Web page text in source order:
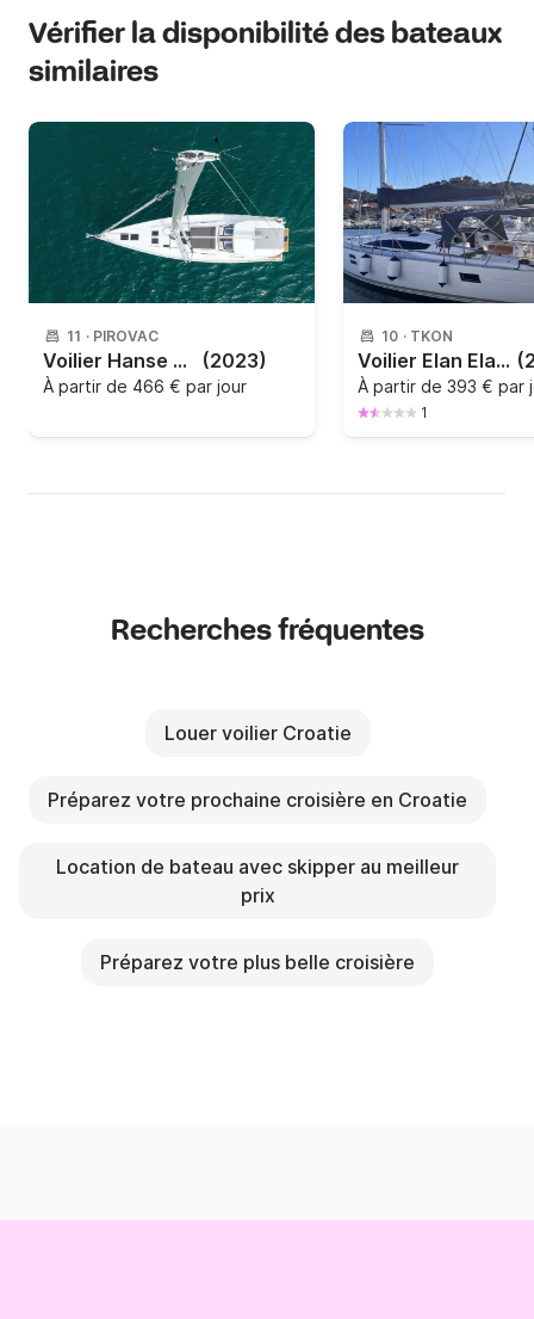
Vérifier la disponibilité des bateaux
similaires
11 · PIROVAC
Voilier Hanse Yachts Hanse 588 - 4 + 1 cab. 17m (2023)
À partir de 466 € par jour
10 · TKON
Voilier Elan Elan 45 Impression 14m
À partir de 393 € par
1
Recherches fréquentes
Louer voilier Croatie
Préparez votre prochaine croisière en Croatie
Location de bateau avec skipper au meilleur
prix
Préparez votre plus belle croisière